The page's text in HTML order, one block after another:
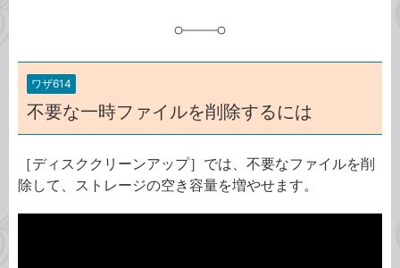
ワザ614
不要な一時ファイルを削除するには
［ディスククリーンアップ］では、不要なファイルを削
除して、ストレージの空き容量を増やせます。